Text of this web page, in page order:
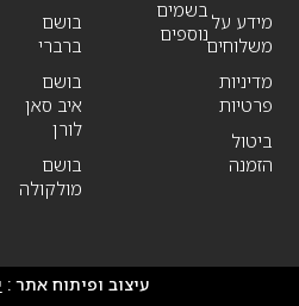
מידע על
משלוחים
מדיניות
פרטיות
ביטול
הזמנה
בשמים
נוספים
בושם
ברברי
בושם
איב סאן
לורן
בושם
מולקולה
עיצוב ופיתוח אתר :